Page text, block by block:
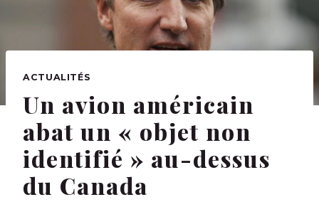
ACTUALITÉS
Un avion américain
abat un « objet non
identifié » au-dessus
du Canada